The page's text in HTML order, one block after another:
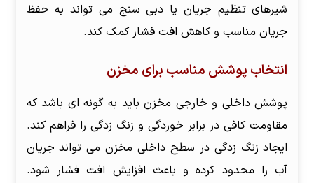
شیرهای تنظیم جریان یا دبی سنج می تواند به حفظ
جریان مناسب و کاهش افت فشار کمک کند.
انتخاب پوشش مناسب برای مخزن
پوشش داخلی و خارجی مخزن باید به گونه ای باشد که
مقاومت کافی در برابر خوردگی و زنگ زدگی را فراهم کند.
ایجاد زنگ زدگی در سطح داخلی مخزن می تواند جریان
آب را محدود کرده و باعث افزایش افت فشار شود.